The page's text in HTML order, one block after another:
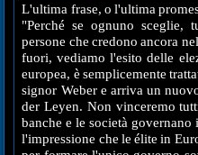
L'ultima frase, o l'ultima
"Perché se ognuno sceglie,
persone che credono ancora
fuori, vediamo l'esito delle
europea, è semplicemente
signor Weber e arriva un
der Leyen. Non vinceremo
banche e le società
l'impressione che le élite in